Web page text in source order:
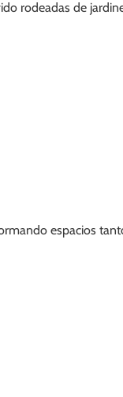
rodeadas de
espacios